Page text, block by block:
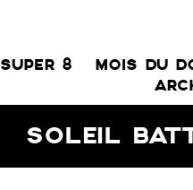
SUPER 8 MOIS DU
SOLEIL